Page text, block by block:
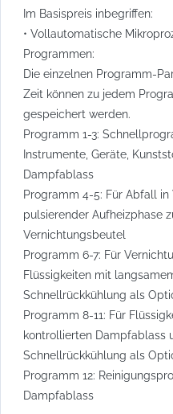
Im Basispreis inbegriffen:
• Vollautomatische
Programmen:
Die einzelnen Programm-
Zeit können zu jedem
gespeichert werden.
Programm 1-3:
Instrumente, Geräte,
Dampfablass
Programm 4-5: Für Abfall
pulsierender Aufheizphase
Vernichtungsbeutel
Programm 6-7: Für
Flüssigkeiten mit
Schnellrückkühlung als
Programm 8-11: Für
kontrollierten Dampfablass
Schnellrückkühlung als
Programm 12:
Dampfablass